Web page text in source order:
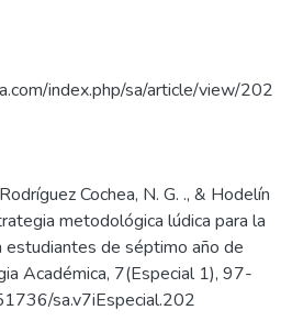
index.php/sa/article/view/202
Cochea, N. G. ., & Hodelín
metodológica lúdica para la
estudiantes de séptimo año de
Académica, 7(Especial 1), 97-
sa.v7iEspecial.202